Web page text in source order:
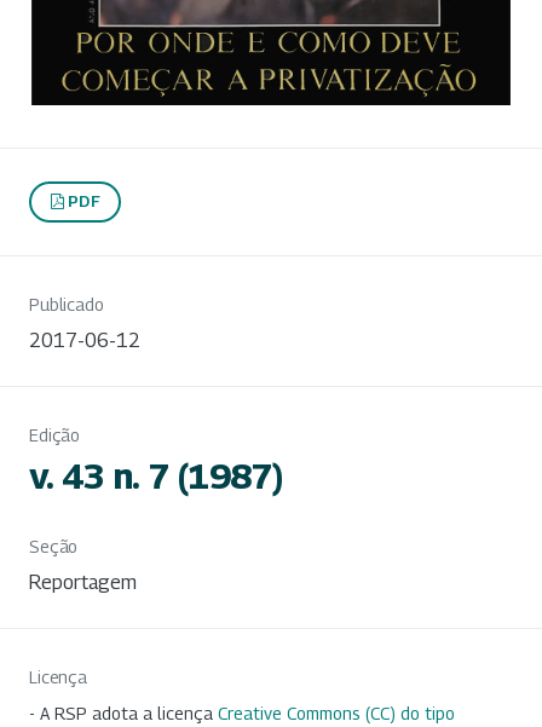
PDF
Publicado
2017-06-12
Edição
v. 43 n. 7 (1987)
Seção
Reportagem
Licença
- A RSP adota a licença Creative Commons (CC) do tipo